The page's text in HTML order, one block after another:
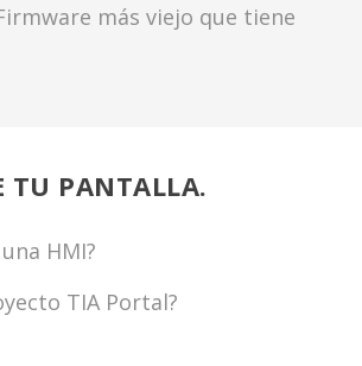
más viejo que tiene
TU PANTALLA.
HMI?
TIA Portal?